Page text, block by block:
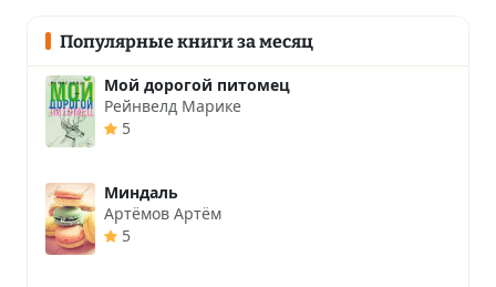
Популярные книги за месяц
Мой дорогой питомец
Рейнвелд Марике
5
Миндаль
Артёмов Артём
5